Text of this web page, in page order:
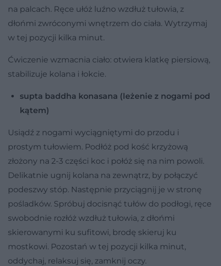
na palcach. Ręce ułóż luźno wzdłuż tułowia, z
dłońmi zwróconymi wnętrzem do ciała. Wytrzymaj
w tej pozycji kilka minut.
Ćwiczenie wzmacnia ciało: otwiera klatkę piersiową,
stabilizuje kolana i łokcie.
supta baddha konasana (leżenie z nogami pod
kątem)
Usiądź z nogami wyciągniętymi do przodu i
prostym tułowiem. Podłóż pod kość krzyżową
złożony na 2-3 części koc i połóż się na nim powoli.
Delikatnie ugnij kolana na zewnątrz, by połączyć
podeszwy stóp. Następnie przyciągnij je w stronę
pośladków. Spróbuj docisnąć tułów do podłogi, ręce
swobodnie rozłóż wzdłuż tułowia, z dłońmi
skierowanymi ku sufitowi, brodę skieruj ku
mostkowi. Pozostań w tej pozycji kilka minut,
oddychaj, relaksuj się, zamknij oczy.